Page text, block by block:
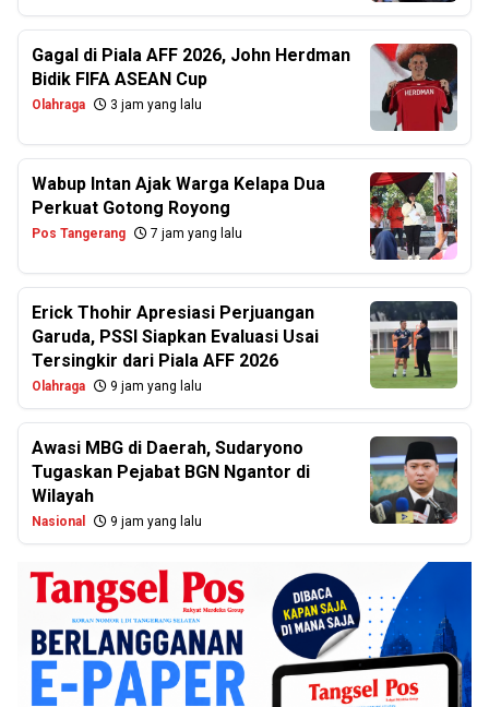
Gagal di Piala AFF 2026, John Herdman
Bidik FIFA ASEAN Cup
Olahraga 3 jam yang lalu
Wabup Intan Ajak Warga Kelapa Dua
Perkuat Gotong Royong
Pos Tangerang 7 jam yang lalu
Erick Thohir Apresiasi Perjuangan
Garuda, PSSI Siapkan Evaluasi Usai
Tersingkir dari Piala AFF 2026
Olahraga 9 jam yang lalu
Awasi MBG di Daerah, Sudaryono
Tugaskan Pejabat BGN Ngantor di
Wilayah
Nasional 9 jam yang lalu